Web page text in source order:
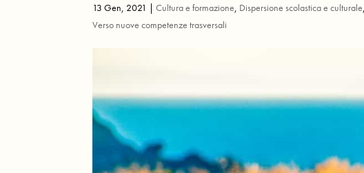
13 Gen, 2021 |Cultura e formazione, Dispersione scolastica e culturale
Verso nuove competenze trasversali